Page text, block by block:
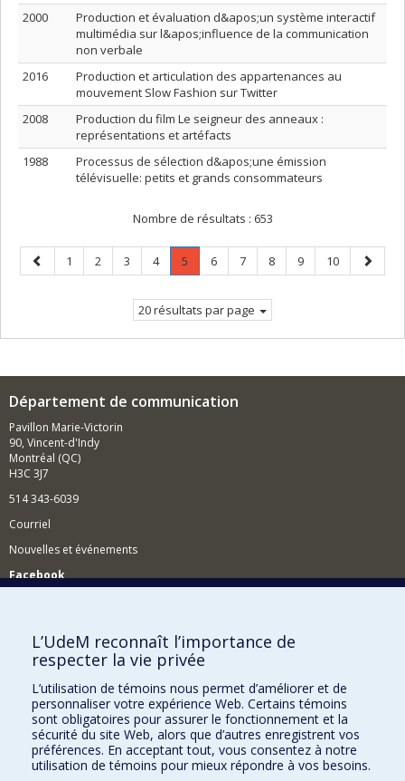
2000
Production et évaluation d&apos;un système interactif
multimédia sur l&apos;influence de la communication
non verbale
2016
Production et articulation des appartenances au
mouvement Slow Fashion sur Twitter
2008
Production du film Le seigneur des anneaux :
représentations et artéfacts
1988
Processus de sélection d&apos;une émission
télévisuelle: petits et grands consommateurs
Nombre de résultats : 653
Page
précédente
Page
1 Page
2 Page
3 Page
4 Page
5
Page
Page
6 Page
7 Page
8 Page
9 Page
10
Page
20 résultats par page
Département de communication
Pavillon Marie-Victorin
90, Vincent-d'Indy
Montréal (QC)
H3C 3J7
514 343-6039
Courriel
Nouvelles et événements
Facebook
Comment soutenir le Département?
BESOIN D'AIDE?
Plan du site
Signaler une erreur
Accessibilité
FACULTÉ DES ARTS ET DES SCIENCES
L’UdeM reconnaît l’importance de
respecter la vie privée
L’utilisation de témoins nous permet d’améliorer et de
personnaliser votre expérience Web. Certains témoins
sont obligatoires pour assurer le fonctionnement et la
sécurité du site Web, alors que d’autres enregistrent vos
préférences. En acceptant tout, vous consentez à notre
utilisation de témoins pour mieux répondre à vos besoins.